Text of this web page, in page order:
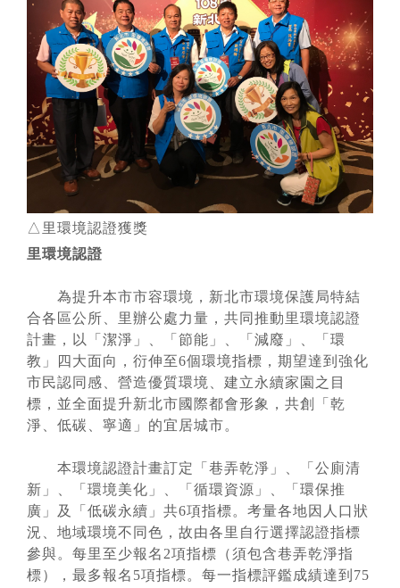
△里環境認證獲獎
里環境認證
為提升本市市容環境，新北市環境保護局特結
合各區公所、里辦公處力量，共同推動里環境認證
計畫，以「潔淨」、「節能」、「減廢」、「環
教」四大面向，衍伸至6個環境指標，期望達到強化
市民認同感、營造優質環境、建立永續家園之目
標，並全面提升新北市國際都會形象，共創「乾
淨、低碳、寧適」的宜居城市。
本環境認證計畫訂定「巷弄乾淨」、「公廁清
新」、「環境美化」、「循環資源」、「環保推
廣」及「低碳永續」共6項指標。考量各地因人口狀
況、地域環境不同色，故由各里自行選擇認證指標
參與。每里至少報名2項指標（須包含巷弄乾淨指
標），最多報名5項指標。每一指標評鑑成績達到75